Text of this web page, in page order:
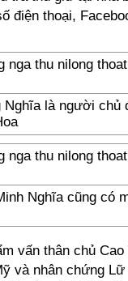
điện thoại,
Nghĩa là người chủ
Nghĩa cũng có
vấn thân chủ Cao
và nhân chứng